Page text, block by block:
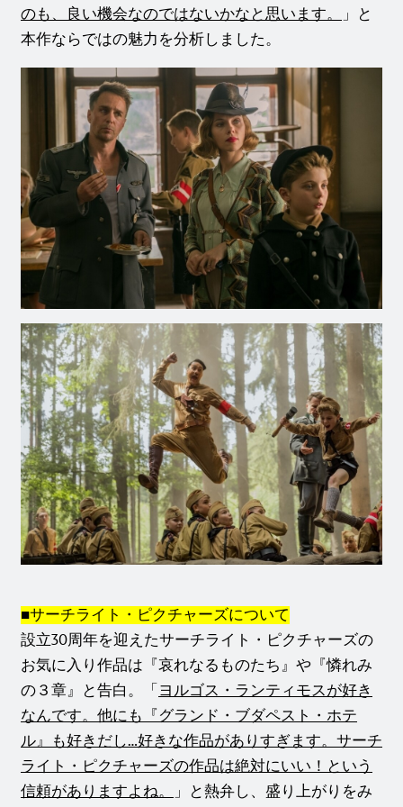
のも、良い機会なのではないかなと思います。
」と
本作ならではの魅力を分析しました。
■サーチライト・ピクチャーズについて
設立30周年を迎えたサーチライト・ピクチャーズの
お気に入り作品は『哀れなるものたち』や『憐れみ
の３章』と告白。「 ヨルゴス・ランティモスが好き
なんです。他にも『グランド・ブダペスト・ホテ
ル』も好きだし…好きな作品がありすぎます。サーチ
ライト・ピクチャーズの作品は絶対にいい！という
信頼がありますよね。
」と熱弁し、盛り上がりをみ